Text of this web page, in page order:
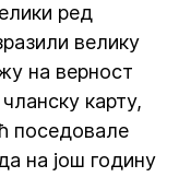
ред
велику
на верност
карту,
поседовале
на још годину